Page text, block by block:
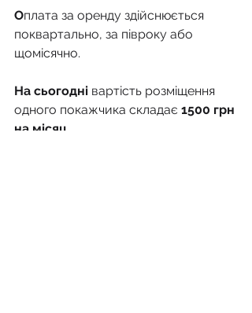
Оплата за оренду здійснюється
поквартально, за півроку або
щомісячно.
На сьогодні вартість розміщення
одного покажчика складає 1500 грн
на місяц